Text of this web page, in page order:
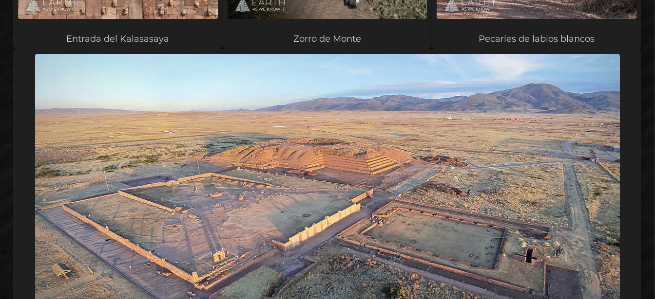
Entrada del Kalasasaya Zorro de Monte Pecaríes de labios blancos